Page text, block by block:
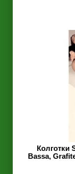
Колготки
Bassa,